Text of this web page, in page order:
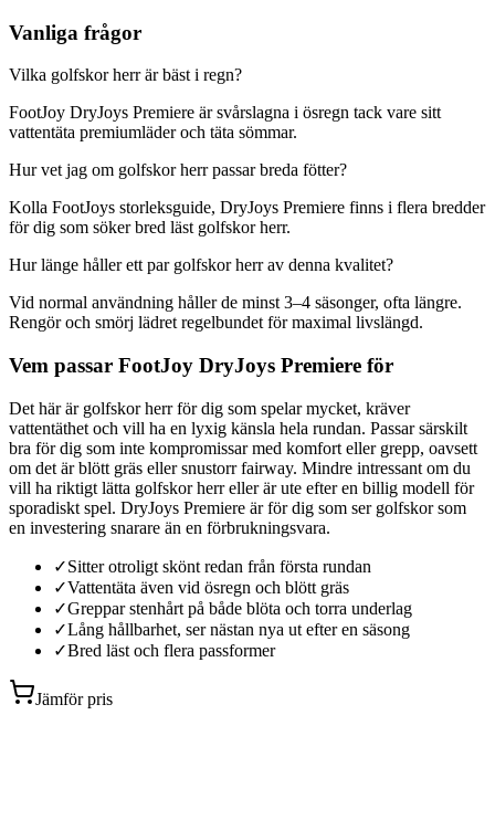
Vanliga frågor
Vilka golfskor herr är bäst i regn?
FootJoy DryJoys Premiere är svårslagna i ösregn tack vare sitt
vattentäta premiumläder och täta sömmar.
Hur vet jag om golfskor herr passar breda fötter?
Kolla FootJoys storleksguide, DryJoys Premiere finns i flera bredder
för dig som söker bred läst golfskor herr.
Hur länge håller ett par golfskor herr av denna kvalitet?
Vid normal användning håller de minst 3–4 säsonger, ofta längre.
Rengör och smörj lädret regelbundet för maximal livslängd.
Vem passar FootJoy DryJoys Premiere för
Det här är golfskor herr för dig som spelar mycket, kräver
vattentäthet och vill ha en lyxig känsla hela rundan. Passar särskilt
bra för dig som inte kompromissar med komfort eller grepp, oavsett
om det är blött gräs eller snustorr fairway. Mindre intressant om du
vill ha riktigt lätta golfskor herr eller är ute efter en billig modell för
sporadiskt spel. DryJoys Premiere är för dig som ser golfskor som
en investering snarare än en förbrukningsvara.
✓Sitter otroligt skönt redan från första rundan
✓Vattentäta även vid ösregn och blött gräs
✓Greppar stenhårt på både blöta och torra underlag
✓Lång hållbarhet, ser nästan nya ut efter en säsong
✓Bred läst och flera passformer
Jämför pris